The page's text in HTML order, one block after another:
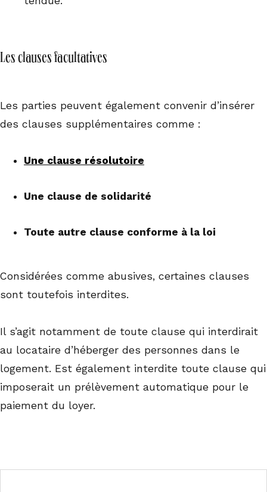
Les clauses facultatives
Les parties peuvent également convenir d’insérer
des clauses supplémentaires comme :
Une clause résolutoire
Une clause de solidarité
Toute autre clause conforme à la loi
Considérées comme abusives, certaines clauses
sont toutefois interdites.
Il s’agit notamment de toute clause qui interdirait
au locataire d’héberger des personnes dans le
logement. Est également interdite toute clause qui
imposerait un prélèvement automatique pour le
paiement du loyer.